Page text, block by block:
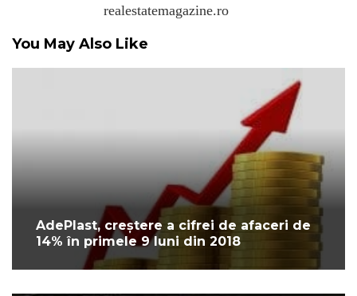
realestatemagazine.ro
You May Also Like
AdePlast, creștere a cifrei de afaceri de
14% în primele 9 luni din 2018